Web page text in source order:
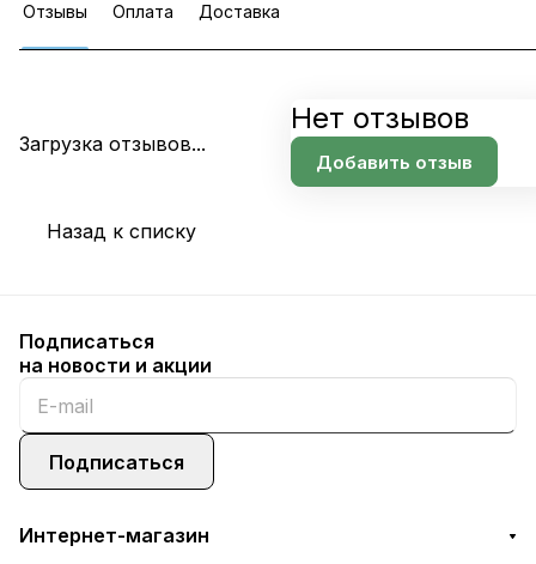
Отзывы Оплата Доставка
Загрузка отзывов...
Нет отзывов
Добавить отзыв
Назад к списку
Подписаться
на новости и акции
Подписаться
Интернет-магазин